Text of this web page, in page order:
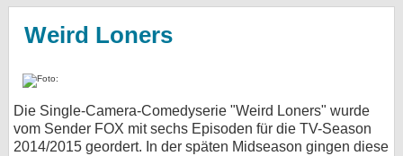
Weird Loners
Die Single-Camera-Comedyserie "Weird Loners" wurde
vom Sender FOX mit sechs Episoden für die TV-Season
2014/2015 geordert. In der späten Midseason gingen diese
Specials
SERVICE